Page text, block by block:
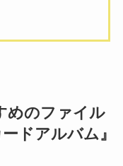
めのファイル
ドアルバム』